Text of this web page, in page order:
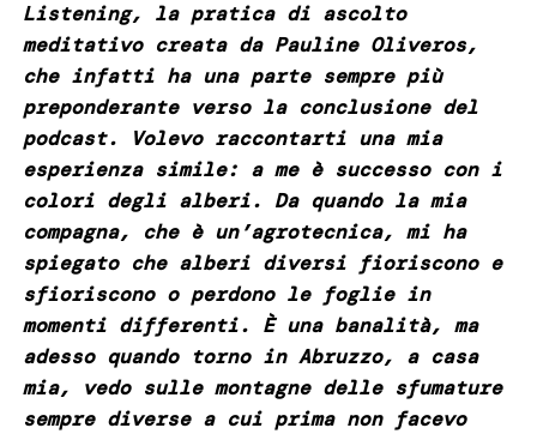
Listening, la pratica di ascolto
meditativo creata da Pauline Oliveros,
che infatti ha una parte sempre più
preponderante verso la conclusione del
podcast. Volevo raccontarti una mia
esperienza simile: a me è successo con i
colori degli alberi. Da quando la mia
compagna, che è un’agrotecnica, mi ha
spiegato che alberi diversi fioriscono e
sfioriscono o perdono le foglie in
momenti differenti. È una banalità, ma
adesso quando torno in Abruzzo, a casa
mia, vedo sulle montagne delle sfumature
sempre diverse a cui prima non facevo